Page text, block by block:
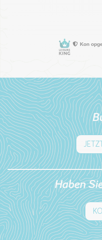
Haben